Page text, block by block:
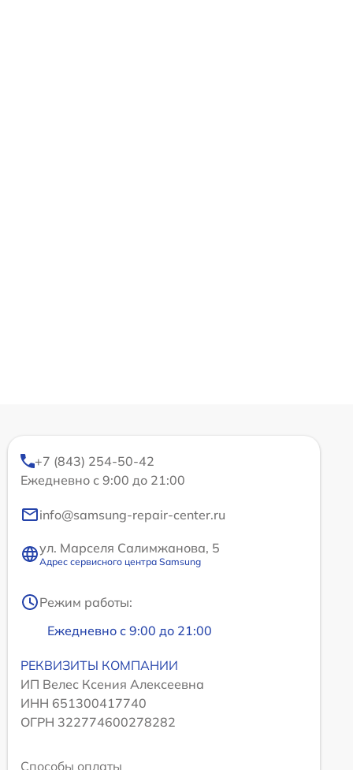
+7 (843) 254-50-42
Ежедневно с 9:00 до 21:00
info@samsung-repair-center.ru
ул. Марселя Салимжанова, 5
Адрес сервисного центра Samsung
Режим работы:
Ежедневно с 9:00 до 21:00
РЕКВИЗИТЫ КОМПАНИИ
ИП Велес Ксения Алексеевна
ИНН 651300417740
ОГРН 322774600278282
Способы оплаты